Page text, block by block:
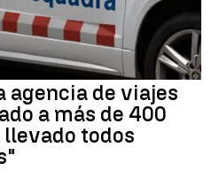
de viajes
a más de 400
llevado todos